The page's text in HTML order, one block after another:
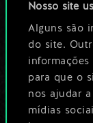
Nosso site
Alguns são
do site.
para que o
nos ajudar
mídias
No